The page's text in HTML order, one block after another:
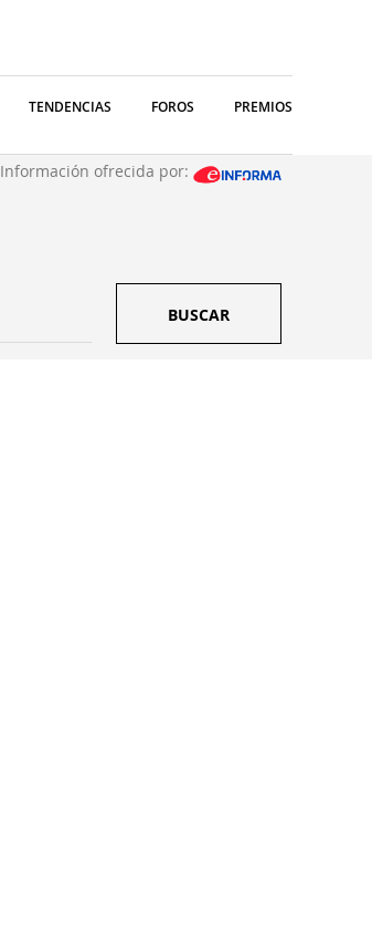
TENDENCIAS FOROS PREMIOS
Información ofrecida por:
BUSCAR